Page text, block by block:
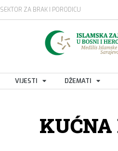
SEKTOR ZA BRAK I PORODICU
VIJESTI DŽEMATI
KUĆNA